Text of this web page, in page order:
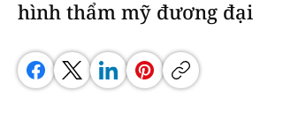
hình thẩm mỹ đương đại